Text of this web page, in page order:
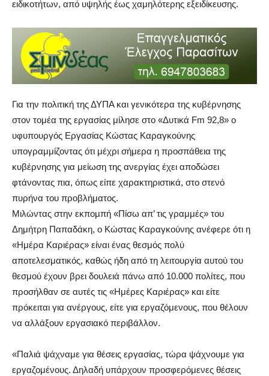
ειδικοτήτων, από υψηλής έως χαμηλότερης εξειδίκευσης.
Για την πολιτική της ΔΥΠΑ και γενικότερα της κυβέρνησης
στον τομέα της εργασίας μίλησε στο «Δυτικά Fm 92,8» o
υφυπουργός Εργασίας Κώστας Καραγκούνης
υπογραμμίζοντας ότι μέχρι σήμερα η προσπάθεια της
κυβέρνησης για μείωση της ανεργίας έχει αποδώσει
φτάνοντας πια, όπως είπε χαρακτηριστικά, στο στενό
πυρήνα του προβλήματος.
Μιλώντας στην εκπομπή «Πίσω απ’ τις γραμμές» του
Δημήτρη Παπαδάκη, ο Κώστας Καραγκούνης ανέφερε ότι η
«Ημέρα Καριέρας» είναι ένας θεσμός πολύ
αποτελεσματικός, καθώς ήδη από τη λειτουργία αυτού του
θεσμού έχουν βρει δουλειά πάνω από 10.000 πολίτες, που
προσήλθαν σε αυτές τις «Ημέρες Καριέρας» και είτε
πρόκειται για ανέργους, είτε για εργαζόμενους, που θέλουν
να αλλάξουν εργασιακό περιβάλλον.
«Παλιά ψάχναμε για θέσεις εργασίας, τώρα ψάχνουμε για
εργαζομένους. Δηλαδή υπάρχουν προσφερόμενες θέσεις